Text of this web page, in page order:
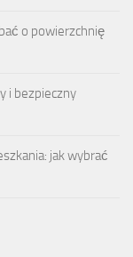
o powierzchnię
i bezpieczny
jak wybrać